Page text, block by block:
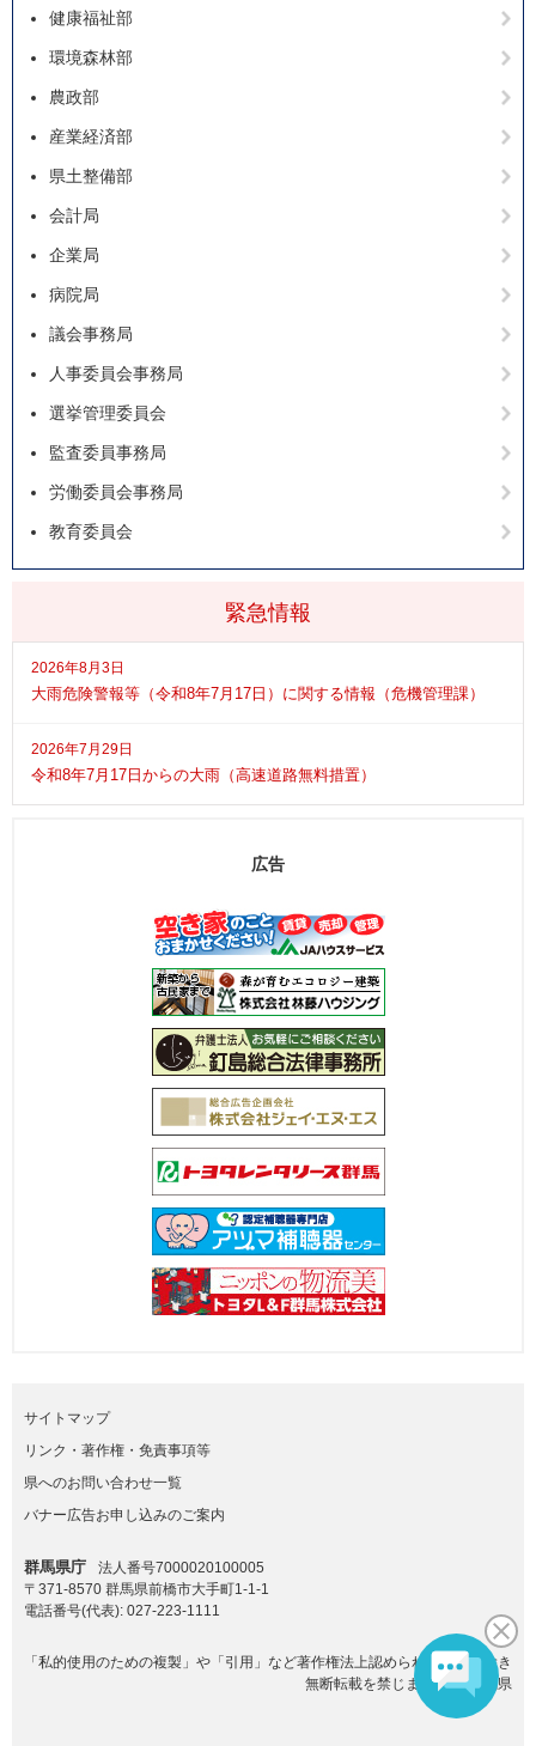
緊急情報
2026年8月3日
大雨危険警報等（令和8年7月17日）に関する情報（危機管理課）
2026年7月29日
令和8年7月17日からの大雨（高速道路無料措置）
健康福祉部
環境森林部
農政部
産業経済部
県土整備部
会計局
企業局
病院局
議会事務局
人事委員会事務局
選挙管理委員会
監査委員事務局
労働委員会事務局
教育委員会
広告
サイトマップ
リンク・著作権・免責事項等
県へのお問い合わせ一覧
バナー広告お申し込みのご案内
群馬県庁
法人番号7000020100005
〒371-8570 群馬県前橋市大手町1-1-1
電話番号(代表): 027-223-1111
「私的使用のための複製」や「引用」など著作権法上認められた場合を除き
無断転載を禁じます。(C)群馬県